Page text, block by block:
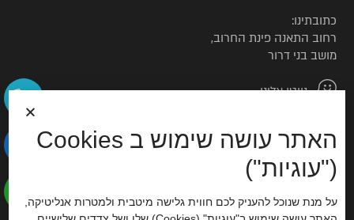
כתובתינו:
רחוב התאנה פינת החרוב,
מושב בני דרור
נווטו אלינו
© כל הזכויות שמורות לטורקיז האוס
האתר עושה שימוש ב Cookies
("עוגיות")
על מנת שנוכל להעניק לכם חווית גלישה מיטבית ולמטרות אנליטיקה,